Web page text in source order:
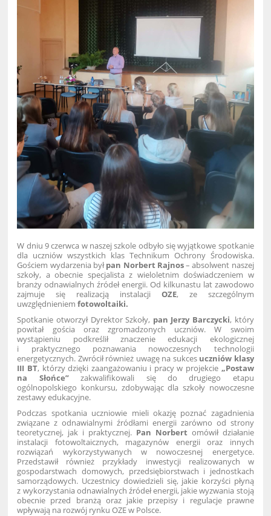
W dniu 9 czerwca w naszej szkole odbyło się wyjątkowe spotkanie
dla uczniów wszystkich klas Technikum Ochrony Środowiska.
Gościem wydarzenia byłpan Norbert Rajnos– absolwent naszej
szkoły, a obecnie specjalista z wieloletnim doświadczeniem w
branży odnawialnych źródeł energii. Od kilkunastu lat zawodowo
zajmuje się realizacją instalacji OZE, ze szczególnym
uwzględnieniemfotowoltaiki.
Spotkanie otworzył Dyrektor Szkoły, pan Jerzy Barczycki, który
powitał gościa oraz zgromadzonych uczniów. W swoim
wystąpieniu podkreślił znaczenie edukacji ekologicznej
i praktycznego poznawania nowoczesnych technologii
energetycznych. Zwrócił również uwagę na sukces uczniów klasy
III BT, którzy dzięki zaangażowaniu i pracy w projekcie „Postaw
na Słońce”zakwalifikowali się do drugiego etapu
ogólnopolskiego konkursu, zdobywając dla szkoły nowoczesne
zestawy edukacyjne.
Podczas spotkania uczniowie mieli okazję poznać zagadnienia
związane z odnawialnymi źródłami energii zarówno od strony
teoretycznej, jak i praktycznej. Pan Norbert omówił działanie
instalacji fotowoltaicznych, magazynów energii oraz innych
rozwiązań wykorzystywanych w nowoczesnej energetyce.
Przedstawił również przykłady inwestycji realizowanych w
gospodarstwach domowych, przedsiębiorstwach i jednostkach
samorządowych. Uczestnicy dowiedzieli się, jakie korzyści płyną
z wykorzystania odnawialnych źródeł energii, jakie wyzwania stoją
obecnie przed branżą oraz jakie przepisy i regulacje prawne
wpływają na rozwój rynku OZE w Polsce.